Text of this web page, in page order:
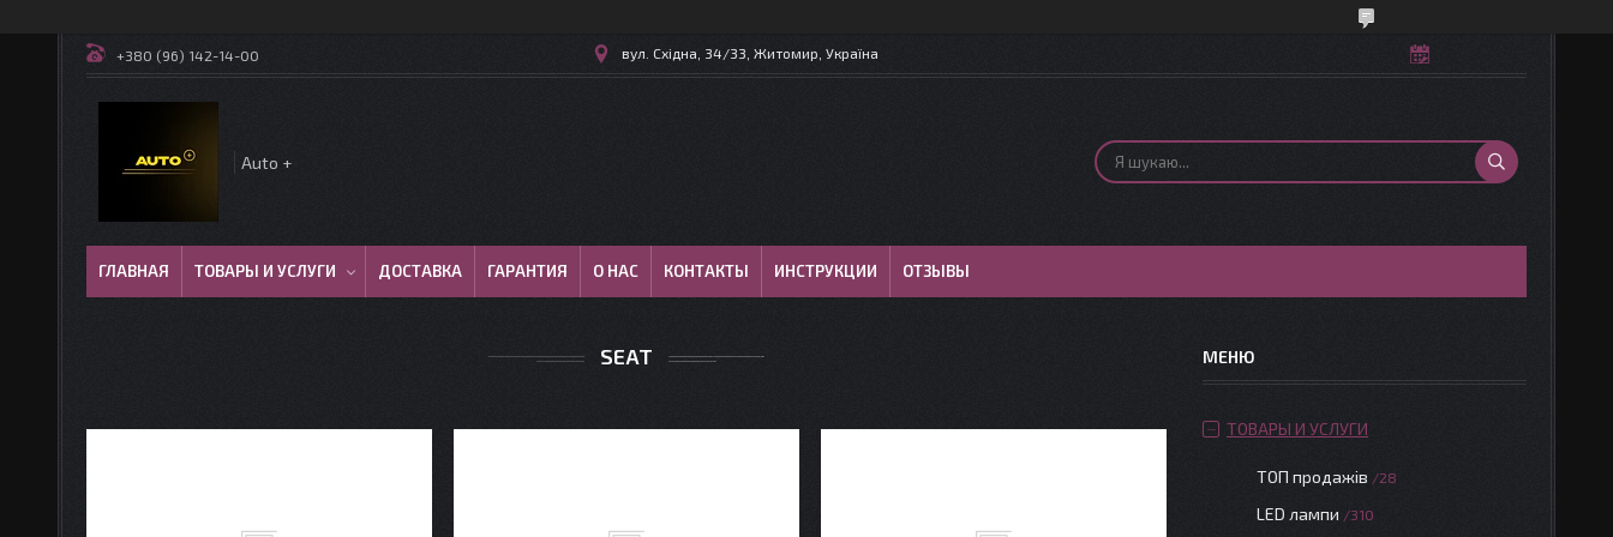
+380 (96) 142-14-00 вул. Східна, 34/33, Житомир, Україна
Auto +
ГЛАВНАЯ ТОВАРЫ И УСЛУГИ ДОСТАВКА ГАРАНТИЯ О НАС КОНТАКТЫ ИНСТРУКЦИИ ОТЗЫВЫ
SEAT
ТОВАРЫ И УСЛУГИ
ТОП продажів 28
LED лампи 310